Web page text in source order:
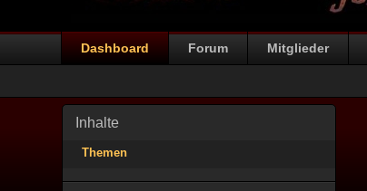
Dashboard Forum Mitglieder
Inhalte
Themen